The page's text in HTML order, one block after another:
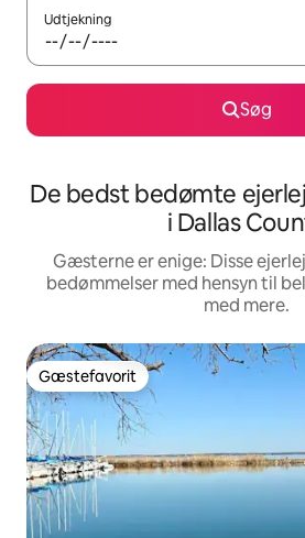
Udtjekning
Søg
De bedst bedømte
i Dallas
Gæsterne er enige: Disse
bedømmelser med hensyn til
med mere.
Gæstefavorit
Gæstefavorit